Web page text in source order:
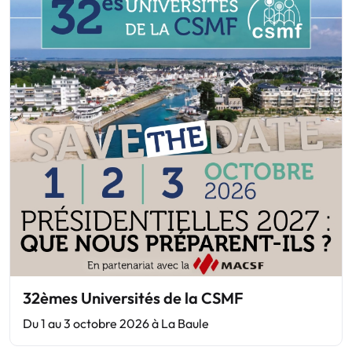
32èmes Universités de la CSMF
Du 1 au 3 octobre 2026 à La Baule